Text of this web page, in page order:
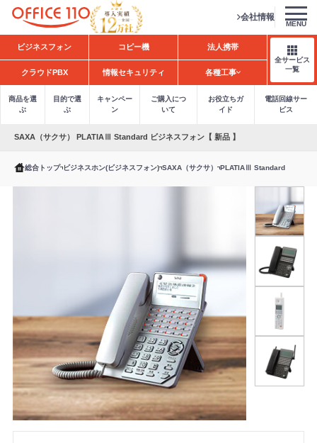
H
o
会社情報
MENU
ビジネスフォン コピー機 法人携帯
クラウドPBX 情報セキュリティ 各種工事
全サービス
一覧
商品を選
ぶ
目的で選
ぶ
キャンペー
ン
ご購入につ
いて
お役立ちガ
イド
電話回線サー
ビス
SAXA（サクサ） PLATIAⅢ Standard ビジネスフォン【 新品 】
総合トップ ビジネスホン(ビジネスフォン) SAXA（サクサ） PLATIAⅢ Standard